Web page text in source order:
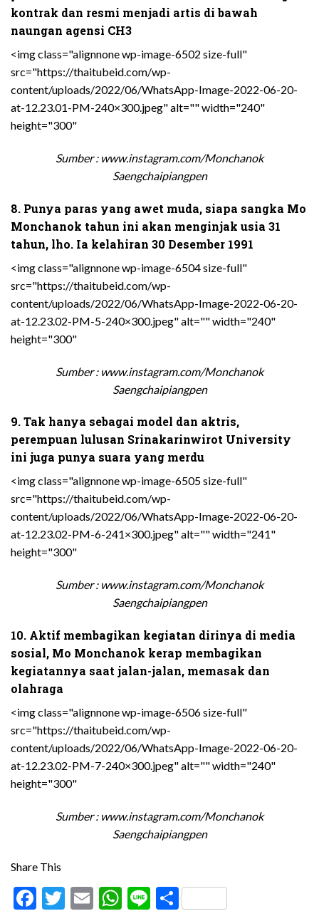
kontrak dan resmi menjadi artis di bawah
naungan agensi CH3
<img class="alignnone wp-image-6502 size-full"
src="https://thaitubeid.com/wp-
content/uploads/2022/06/WhatsApp-Image-2022-06-20-
at-12.23.01-PM-240×300.jpeg" alt="" width="240"
height="300"
Sumber : www.instagram.com/Monchanok
Saengchaipiangpen
8. Punya paras yang awet muda, siapa sangka Mo
Monchanok tahun ini akan menginjak usia 31
tahun, lho. Ia kelahiran 30 Desember 1991
<img class="alignnone wp-image-6504 size-full"
src="https://thaitubeid.com/wp-
content/uploads/2022/06/WhatsApp-Image-2022-06-20-
at-12.23.02-PM-5-240×300.jpeg" alt="" width="240"
height="300"
Sumber : www.instagram.com/Monchanok
Saengchaipiangpen
9. Tak hanya sebagai model dan aktris,
perempuan lulusan Srinakarinwirot University
ini juga punya suara yang merdu
<img class="alignnone wp-image-6505 size-full"
src="https://thaitubeid.com/wp-
content/uploads/2022/06/WhatsApp-Image-2022-06-20-
at-12.23.02-PM-6-241×300.jpeg" alt="" width="241"
height="300"
Sumber : www.instagram.com/Monchanok
Saengchaipiangpen
10. Aktif membagikan kegiatan dirinya di media
sosial, Mo Monchanok kerap membagikan
kegiatannya saat jalan-jalan, memasak dan
olahraga
<img class="alignnone wp-image-6506 size-full"
src="https://thaitubeid.com/wp-
content/uploads/2022/06/WhatsApp-Image-2022-06-20-
at-12.23.02-PM-7-240×300.jpeg" alt="" width="240"
height="300"
Sumber : www.instagram.com/Monchanok
Saengchaipiangpen
Share This
Facebook
Twitter
EmailWhatsApp
LineShare